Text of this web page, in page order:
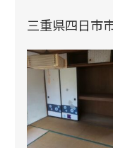
三重県四日市